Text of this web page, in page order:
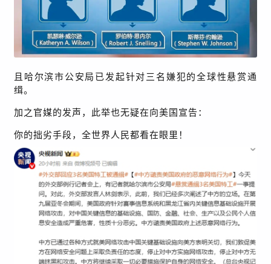
且哈尔滨市公安局已发起针对三名嫌犯的全球性悬赏通
缉。
加之官媒的发声，此举也无疑在向美国宣告：
你的拙劣手段，全世界人民都看在眼里！